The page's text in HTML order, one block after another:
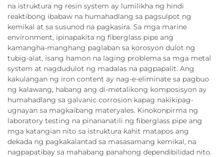
na istruktura ng resin system ay lumilikha ng hindi
reaktibong ibabaw na humahadlang sa pagsulpot ng
kemikal at sa susunod na pagkasira. Sa mga marine
environment, ipinapakita ng fiberglass pipe ang
kamangha-manghang paglaban sa korosyon dulot ng
tubig-alat, isang hamon na laging problema sa mga metal
system at nagdudulot ng madalas na pagpapalit. Ang
kakulangan ng iron content ay nag-e-eliminate sa pagbuo
ng kalawang, habang ang di-metalikong komposisyon ay
humahadlang sa galvanic corrosion kapag nakikipag-
ugnayan sa magkaibang materyales. Kinokonpirma ng
laboratory testing na pinananatili ng fiberglass pipe ang
mga katangian nito sa istruktura kahit matapos ang
dekada ng pagkakalantad sa masasamang kemikal, na
nagpapatibay sa mahabang panahong dependibilidad nito.